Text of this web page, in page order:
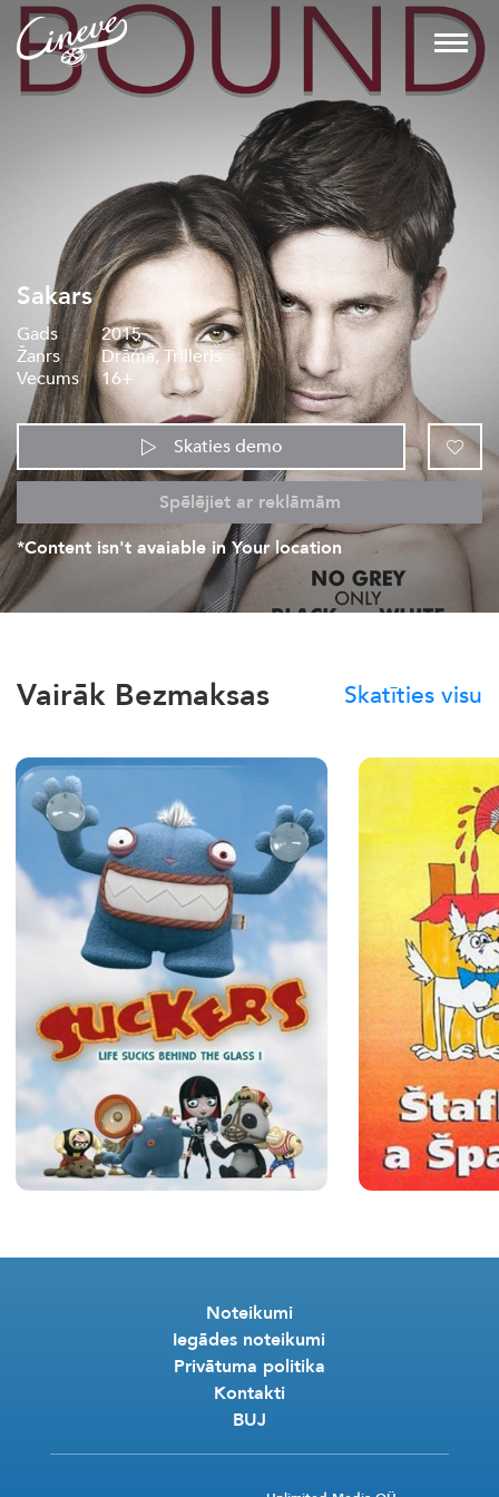
Sakars
Gads
2015
Žanrs
Drāma, Trilleris
Vecums
16+
Skaties demo
Spēlējiet ar reklāmām
*Content isn't avaiable in Your location
Vairāk Bezmaksas Skatīties visu
Noteikumi
Iegādes noteikumi
Privātuma politika
Kontakti
BUJ